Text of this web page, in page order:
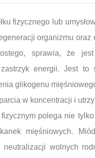
fizycznego lub
organizmu
sprawia, że
energii. Jest
glikogenu
w koncentracji i
polega nie
mięśniowych.
wolnych